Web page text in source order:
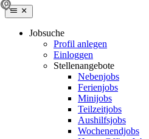
Jobsuche
Profil anlegen
Einloggen
Stellenangebote
Nebenjobs
Ferienjobs
Minijobs
Teilzeitjobs
Aushilfsjobs
Wochenendjobs